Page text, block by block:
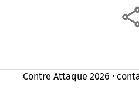
Contre Attaque 2026 ⸱